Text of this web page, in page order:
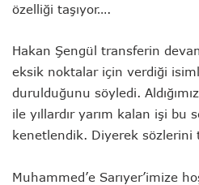
özelliği taşıyor….
Hakan Şengül transferin
eksik noktalar için verdiği
durulduğunu söyledi.
ile yıllardır yarım kalan işi bu
kenetlendik. Diyerek sözlerini
Muhammed’e Sarıyer’imize